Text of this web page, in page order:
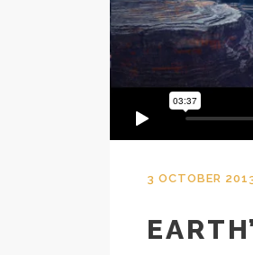
3 OCTOBER